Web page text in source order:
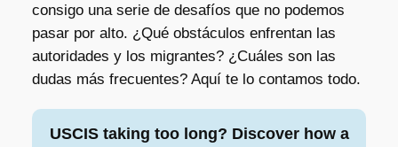
consigo una serie de desafíos que no podemos
pasar por alto. ¿Qué obstáculos enfrentan las
autoridades y los migrantes? ¿Cuáles son las
dudas más frecuentes? Aquí te lo contamos todo.
USCIS taking too long? Discover how a